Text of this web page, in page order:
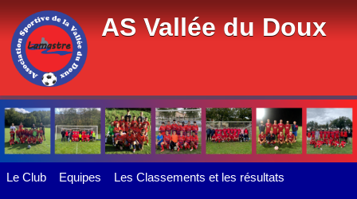
AS Vallée du Doux
Le Club Equipes Les Classements et les résultats
Panneau de gestion des cookies